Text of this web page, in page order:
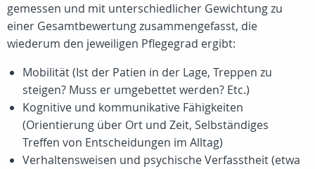
gemessen und mit unterschiedlicher Gewichtung zu
einer Gesamtbewertung zusammengefasst, die
wiederum den jeweiligen Pflegegrad ergibt:
Mobilität (Ist der Patien in der Lage, Treppen zu
steigen? Muss er umgebettet werden? Etc.)
Kognitive und kommunikative Fähigkeiten
(Orientierung über Ort und Zeit, Selbständiges
Treffen von Entscheidungen im Alltag)
Verhaltensweisen und psychische Verfasstheit (etwa